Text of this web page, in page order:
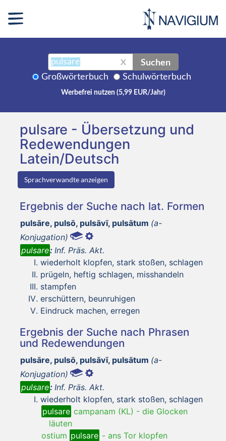
X Suchen
Großwörterbuch Schulwörterbuch
Werbefrei nutzen (5,99 EUR/Jahr)
pulsare - Übersetzung und
Redewendungen
Latein/Deutsch
Sprachverwandte anzeigen
Ergebnis der Suche nach lat. Formen
pulsāre, pulsō, pulsāvī, pulsātum (a-
Konjugation)
pulsare: Inf. Präs. Akt.
wiederholt klopfen, stark stoßen, schlagen
prügeln, heftig schlagen, misshandeln
stampfen
erschüttern, beunruhigen
Eindruck machen, erregen
Ergebnis der Suche nach Phrasen
und Redewendungen
pulsāre, pulsō, pulsāvī, pulsātum (a-
Konjugation)
pulsare: Inf. Präs. Akt.
wiederholt klopfen, stark stoßen, schlagen
pulsare campanam (KL) - die Glocken
läuten
ostium pulsare - ans Tor klopfen